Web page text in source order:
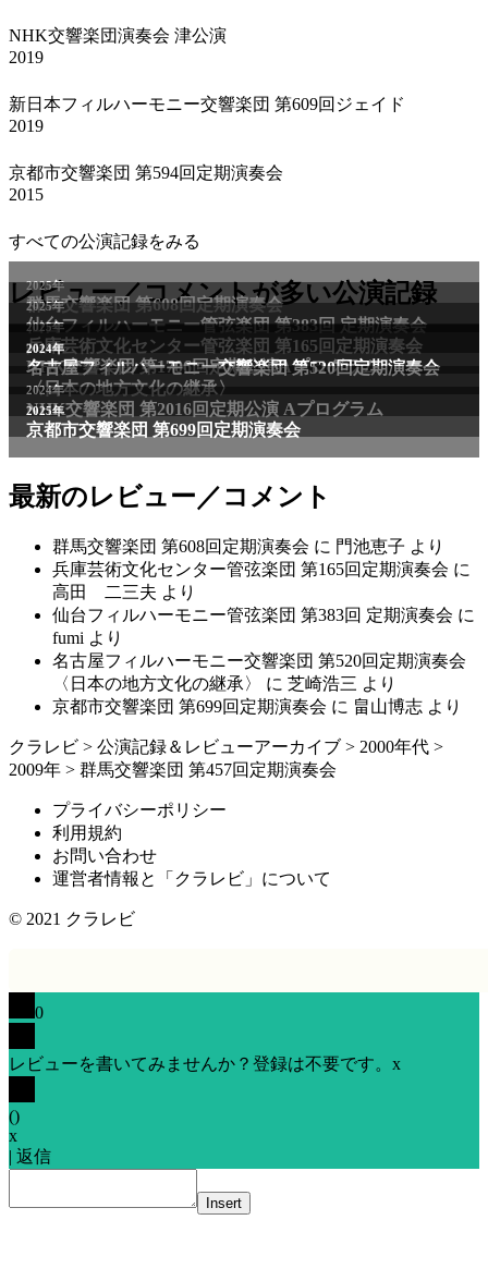
NHK交響楽団演奏会 津公演
2019
新日本フィルハーモニー交響楽団 第609回ジェイド
2019
京都市交響楽団 第594回定期演奏会
2015
すべての公演記録をみる
レビュー／コメントが多い公演記録
最新のレビュー／コメント
群馬交響楽団 第608回定期演奏会 に 門池恵子 より
兵庫芸術文化センター管弦楽団 第165回定期演奏会 に
高田 二三夫 より
仙台フィルハーモニー管弦楽団 第383回 定期演奏会 に
fumi より
名古屋フィルハーモニー交響楽団 第520回定期演奏会
〈日本の地方文化の継承〉
に 芝崎浩三 より
京都市交響楽団 第699回定期演奏会 に 畠山博志 より
クラレビ > 公演記録＆レビューアーカイブ > 2000年代 >
2009年 > 群馬交響楽団 第457回定期演奏会
プライバシーポリシー
利用規約
お問い合わせ
運営者情報と「クラレビ」について
© 2021 クラレビ
0
レビューを書いてみませんか？登録は不要です。 x
()
x
| 返信
Insert